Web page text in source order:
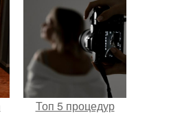
Топ 5 процедур